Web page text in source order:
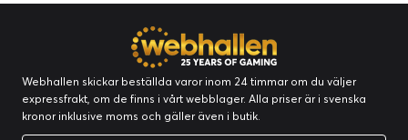
Webhallen skickar beställda varor inom 24 timmar om du väljer
expressfrakt, om de finns i vårt webblager. Alla priser är i svenska
kronor inklusive moms och gäller även i butik.